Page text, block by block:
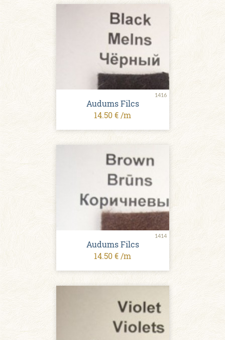
1416
Audums Filcs
14.50 € /m
1414
Audums Filcs
14.50 € /m